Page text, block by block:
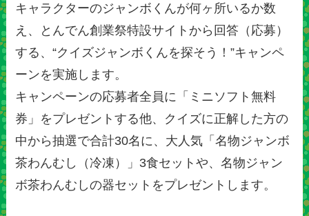
キャラクターのジャンボくんが何ヶ所いるか数
え、とんでん創業祭特設サイトから回答（応募）
する、“クイズジャンボくんを探そう！”キャンペ
ーンを実施します。
キャンペーンの応募者全員に「ミニソフト無料
券」をプレゼントする他、クイズに正解した方の
中から抽選で合計30名に、大人気「名物ジャンボ
茶わんむし（冷凍）」3食セットや、名物ジャン
ボ茶わんむしの器セットをプレゼントします。